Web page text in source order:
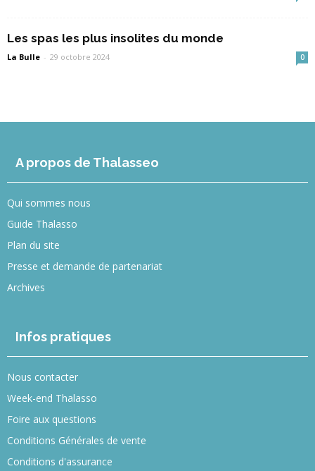
Les spas les plus insolites du monde
La Bulle - 29 octobre 2024 0
A propos de Thalasseo
Qui sommes nous
Guide Thalasso
Plan du site
Presse et demande de partenariat
Archives
Infos pratiques
Nous contacter
Week-end Thalasso
Foire aux questions
Conditions Générales de vente
Conditions d'assurance